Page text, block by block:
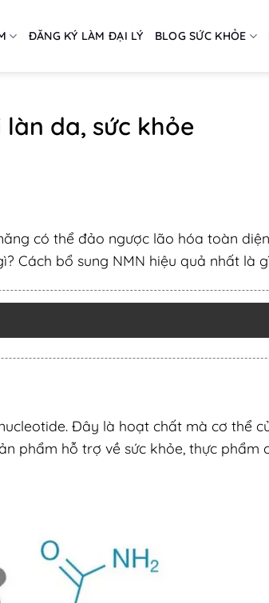
ĐĂNG KÝ LÀM ĐẠI LÝ BLOG SỨC KHỎE
làn da, sức khỏe
có thể đảo ngược lão hóa toàn
Cách bổ sung NMN hiệu quả nhất là
Đây là hoạt chất mà cơ thể
phẩm hỗ trợ về sức khỏe, thực phẩm